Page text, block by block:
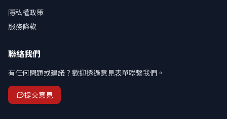
隱私權政策
服務條款
聯絡我們
有任何問題或建議？歡迎透過意見表單聯繫我們。
提交意見